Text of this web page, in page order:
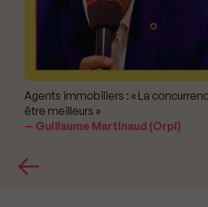
Agents immobiliers : « La
être meilleurs »
Guillaume Martinaud (Orpi)